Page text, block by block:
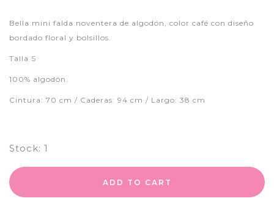
Bella mini falda noventera de algodón, color café con diseño
bordado floral y bolsillos.
Talla S
100% algodón.
Cintura: 70 cm / Caderas: 94 cm / Largo: 38 cm
Stock: 1
ADD TO CART